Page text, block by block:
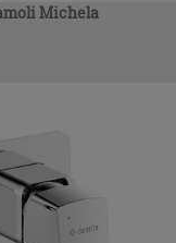
Michela